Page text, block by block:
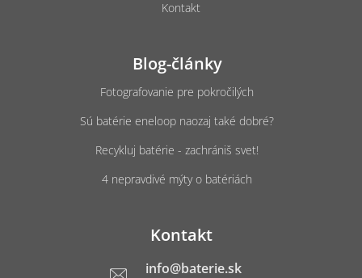
Kontakt
Blog-články
Fotografovanie pre pokročilých
Sú batérie eneloop naozaj také dobré?
Recykluj batérie - zachrániš svet!
4 nepravdivé mýty o batériách
Kontakt
info@baterie.sk